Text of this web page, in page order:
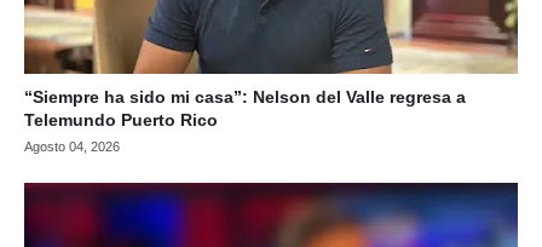
“Siempre ha sido mi casa”: Nelson del Valle regresa a
Telemundo Puerto Rico
Agosto 04, 2026